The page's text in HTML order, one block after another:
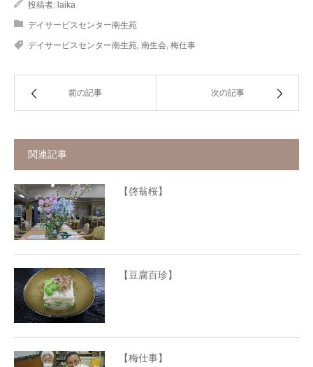
投稿者: laika
デイサービスセンター南生苑
デイサービスセンター南生苑 南生会 梅仕事
前の記事 次の記事
関連記事
【啓翁桜】
【豆腐百珍】
【梅仕事】